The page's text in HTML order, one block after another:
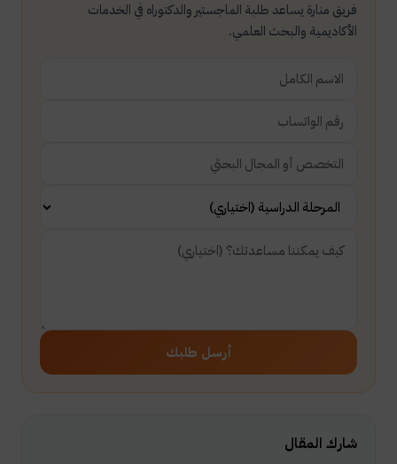
فريق منارة يساعد طلبة الماجستير والدكتوراه في الخدمات
الأكاديمية والبحث العلمي.
أرسل طلبك
شارك المقال